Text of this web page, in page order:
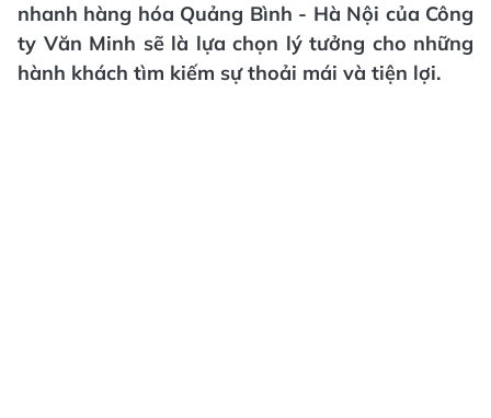
nhanh hàng hóa Quảng Bình - Hà Nội của Công
ty Văn Minh sẽ là lựa chọn lý tưởng cho những
hành khách tìm kiếm sự thoải mái và tiện lợi.